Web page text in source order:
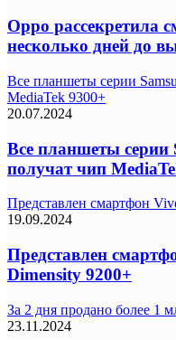
Oppo рассекретила
несколько дней до
Все планшеты серии
MediaTek 9300+
20.07.2024
Все планшеты серии
получат чип
Представлен смартфон
19.09.2024
Представлен
Dimensity 9200+
За 2 дня продано более 1
23.11.2024